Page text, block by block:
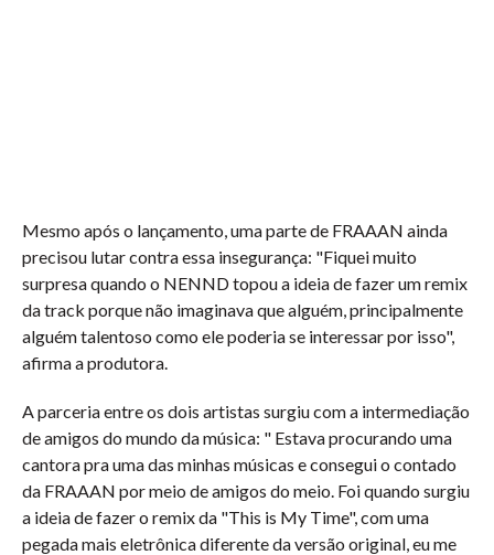
Mesmo após o lançamento, uma parte de FRAAAN ainda
precisou lutar contra essa insegurança: "Fiquei muito
surpresa quando o NENND topou a ideia de fazer um remix
da track porque não imaginava que alguém, principalmente
alguém talentoso como ele poderia se interessar por isso",
afirma a produtora.
A parceria entre os dois artistas surgiu com a intermediação
de amigos do mundo da música: " Estava procurando uma
cantora pra uma das minhas músicas e consegui o contado
da FRAAAN por meio de amigos do meio. Foi quando surgiu
a ideia de fazer o remix da "This is My Time", com uma
pegada mais eletrônica diferente da versão original, eu me